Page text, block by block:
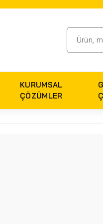
KURUMSAL
ÇÖZÜMLER